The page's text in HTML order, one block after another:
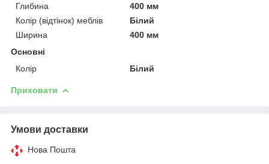
Глибина
400 мм
Колір (відтінок) меблів
Білий
Ширина
400 мм
Основні
Колір
Білий
Приховати
Умови доставки
Нова Пошта